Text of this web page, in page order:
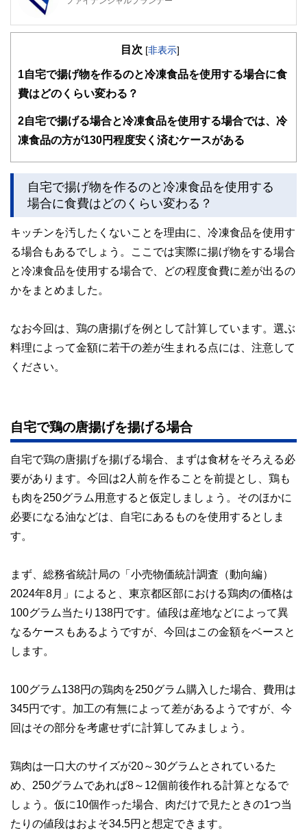
FinancialField編集部は、金融、経済に関する記事を、日々
知識がない方でも理解できるようわかりやすく発信していま
得者を中心に「お金や暮らし」に関する書籍・雑誌の編集経
関わることで、読者目線のコンテンツを追求しています。
FinancialFieldの特徴は、ファイナンシャルプランナー、弁
士、行政書士、投資アナリスト、キャリアコンサルタントな
ど150名以上の有資格者を執筆者・監修者として迎え、むず
かしく感じられる年金や税金、相続、保険、ローンなどの話
をわかりやすく発信している点です。
執筆者・監修者による執筆体制を築くことで、内容のわかり
やすさはもちろんのこと、読み応えのあるコンテンツと確か
な情報発信を実現しています。
目次 [非表示]
1 自宅で揚げ物を作るのと冷凍食品を使用する場合に食
費はどのくらい変わる？
2自宅で揚げる場合と冷凍食品を使用する場合では、冷
凍食品の方が130円程度安く済むケースがある
自宅で揚げ物を作るのと冷凍食品を使用する
場合に食費はどのくらい変わる？
キッチンを汚したくないことを理由に、冷凍食品を使用す
る場合もあるでしょう。ここでは実際に揚げ物をする場合
と冷凍食品を使用する場合で、どの程度食費に差が出るの
かをまとめました。
なお今回は、鶏の唐揚げを例として計算しています。選ぶ
料理によって金額に若干の差が生まれる点には、注意して
ください。
自宅で鶏の唐揚げを揚げる場合
自宅で鶏の唐揚げを揚げる場合、まずは食材をそろえる必
要があります。今回は2人前を作ることを前提とし、鶏も
も肉を250グラム用意すると仮定しましょう。そのほかに
必要になる油などは、自宅にあるものを使用するとしま
す。
まず、総務省統計局の「小売物価統計調査（動向編）
2024年8月」によると、東京都区部における鶏肉の価格は
100グラム当たり138円です。値段は産地などによって異
なるケースもあるようですが、今回はこの金額をベースと
します。
100グラム138円の鶏肉を250グラム購入した場合、費用は
345円です。加工の有無によって差があるようですが、今
回はその部分を考慮せずに計算してみましょう。
鶏肉は一口大のサイズが20～30グラムとされているた
め、250グラムであれば8～12個前後作れる計算となるで
しょう。仮に10個作った場合、肉だけで見たときの1つ当
たりの値段はおよそ34.5円と想定できます。